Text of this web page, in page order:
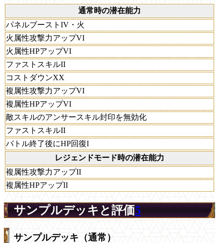
通常時の潜在能力
パネルブーストIV・火
火属性攻撃力アップVI
火属性HPアップVI
ファストスキルII
コストダウンXX
複属性攻撃力アップVI
複属性HPアップVI
敵スキルのアンサースキル封印を無効化
ファストスキルII
バトル終了後にHP回復I
レジェンドモード時の潜在能力
複属性攻撃力アップII
複属性HPアップII
サンプルデッキと評価5
サンプルデッキ（通常）